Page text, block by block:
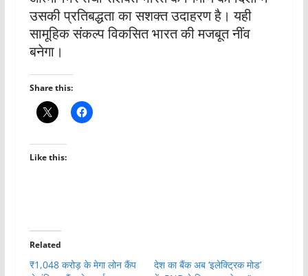
उसकी प्रतिबद्धता का सशक्त उदाहरण है। यही
सामूहिक संकल्प विकसित भारत की मजबूत नींव
बनेगा।
Share this:
Like this:
Related
₹1,048 करोड़ के मेगा लोन कैंप
देश का बैंक अब ‘इलेक्ट्रिक मोड’